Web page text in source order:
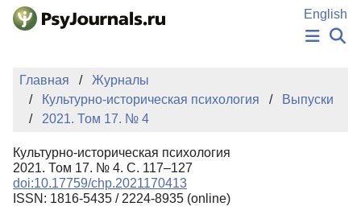
Перейти к основному содержанию
English
НОВОСТИ
КЛЮЧЕВЫЕ СЛОВА
Регистрация
Главная
Журналы
Культурно-историческая психология
Выпуски
2021. Том 17. № 4
Культурно-историческая психология
2021. Том 17. № 4. С. 117–127
doi:10.17759/chp.2021170413
ISSN: 1816-5435 / 2224-8935 (online)